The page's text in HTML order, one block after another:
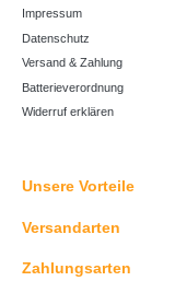
Unsere Vorteile
Impressum
Datenschutz
Versand & Zahlung
Batterieverordnung
Widerruf erklären
Versandarten
Zahlungsarten